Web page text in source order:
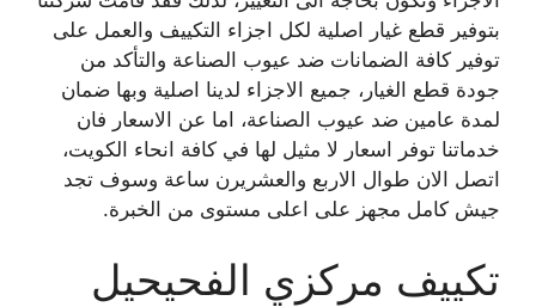
بتوفير قطع غيار اصلية لكل اجزاء التكييف والعمل على
توفير كافة الضمانات ضد عيوب الصناعة والتأكد من
جودة قطع الغيار، جميع الاجزاء لدينا اصلية وبها ضمان
لمدة عامين ضد عيوب الصناعة، اما عن الاسعار فان
خدماتنا توفر اسعار لا مثيل لها في كافة انحاء الكويت،
اتصل الان طوال الاربع والعشريرن ساعة وسوف تجد
جيش كامل مجهز على اعلى مستوى من الخبرة.
تكييف مركزي الفحيحيل